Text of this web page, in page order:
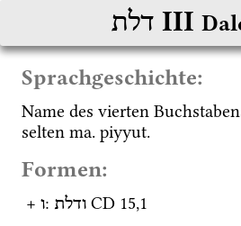
דלת ‎ III
Sprachgeschichte:
Name des vierten
selten ma. piyyut.
Formen:
+ ו: ודלת CD 15,1